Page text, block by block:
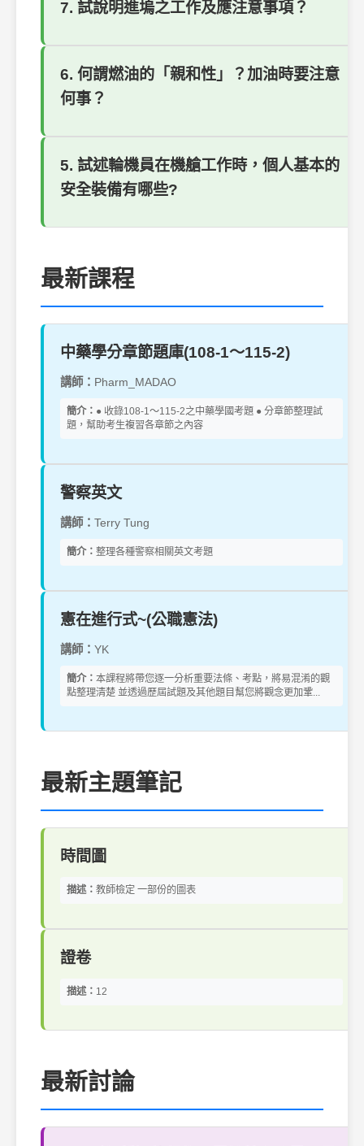
7. 試說明進塢之工作及應注意事項？
6. 何謂燃油的「親和性」？加油時要注意
何事？
5. 試述輪機員在機艙工作時，個人基本的
安全裝備有哪些?
最新課程
中藥學分章節題庫(108-1～115-2)
講師： Pharm_MADAO
簡介： ● 收錄108-1～115-2之中藥學國考題 ● 分章節整理試
題，幫助考生複習各章節之內容
警察英文
講師： Terry Tung
簡介： 整理各種警察相關英文考題
憲在進行式~(公職憲法)
講師： YK
簡介： 本課程將帶您逐一分析重要法條、考點，將易混淆的觀
點整理清楚 並透過歷屆試題及其他題目幫您將觀念更加鞏...
最新主題筆記
時間圖
描述： 教師檢定 一部份的圖表
證卷
描述： 12
最新討論